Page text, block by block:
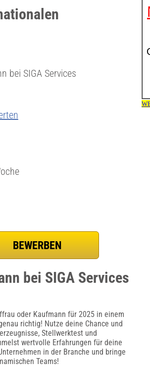
bei SIGA Services
bei SIGA Services
oder Kaufmann für 2025 in einem
richtig! Nutze deine Chance und
Stellwerktest und
wertvolle Erfahrungen für deine
in der Branche und bringe
Teams!